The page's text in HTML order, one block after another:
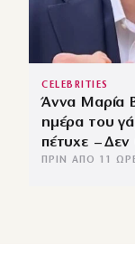
CELEBRITIES
Άννα Μαρία
ημέρα του
πέτυχε –
ΠΡΙΝ ΑΠΌ 11